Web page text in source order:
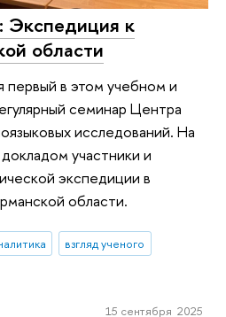
Экспедиция к
области
первый в этом учебном и
семинар Центра
исследований. На
участники и
экспедиции в
области.
взгляд ученого
15 сентября 2025